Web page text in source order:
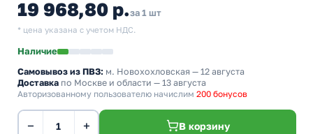
19 968,80 р.за 1 шт
* цена указана с учетом НДС.
Наличие
Самовывоз из ПВЗ: м. Новохохловская — 12 августа
Доставка по Москве и области — 13 августа
Авторизованному пользователю начислим 200 бонусов
− + В корзину